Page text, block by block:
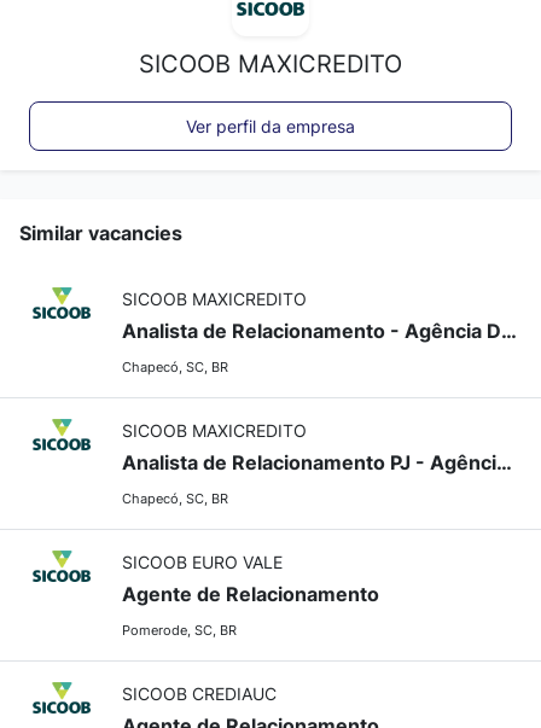
SICOOB MAXICREDITO
Ver perfil da empresa
Similar vacancies
SICOOB MAXICREDITO
Analista de Relacionamento - Agência Digital
Chapecó, SC, BR
SICOOB MAXICREDITO
Analista de Relacionamento PJ - Agência Centro
Chapecó, SC, BR
SICOOB EURO VALE
Agente de Relacionamento
Pomerode, SC, BR
SICOOB CREDIAUC